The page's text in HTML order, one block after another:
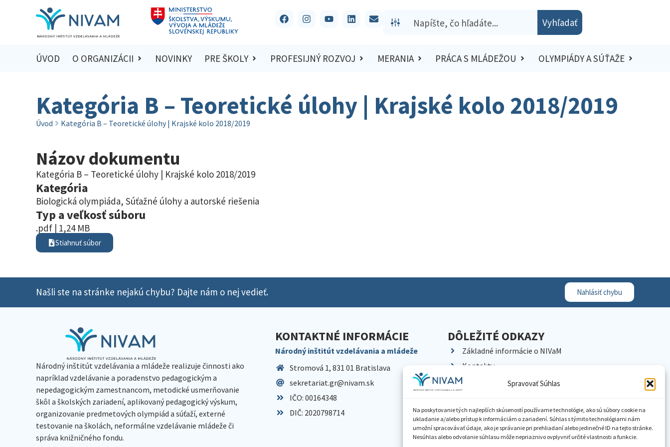
Spravovať Súhlas
Na poskytovanie tých najlepších skúseností používame technológie, ako sú súbory cookie na
ukladanie a/alebo prístup k informáciám o zariadení. Súhlas s týmito technológiami nám
umožní spracovávať údaje, ako je správanie pri prehliadaní alebo jedinečné ID na tejto stránke.
Nesúhlas alebo odvolanie súhlasu môže nepriaznivo ovplyvniť určité vlastnosti a funkcie.
Vyhľadať
ÚVOD O ORGANIZÁCII NOVINKY PRE ŠKOLY PROFESIJNÝ ROZVOJ MERANIA PRÁCA S MLÁDEŽOU OLYMPIÁDY A SÚŤAŽE
Kategória B – Teoretické úlohy | Krajské kolo 2018/2019
Úvod Kategória B – Teoretické úlohy | Krajské kolo 2018/2019
Názov dokumentu
Kategória B – Teoretické úlohy | Krajské kolo 2018/2019
Kategória
Biologická olympiáda, Súťažné úlohy a autorské riešenia
Typ a veľkosť súboru
.pdf | 1,24 MB
Stiahnuť súbor
Našli ste na stránke nejakú chybu? Dajte nám o nej vedieť. Nahlásiť chybu
Národný inštitút vzdelávania a mládeže realizuje činnosti ako
napríklad vzdelávanie a poradenstvo pedagogickým a
nepedagogickým zamestnancom, metodické usmerňovanie
škôl a školských zariadení, aplikovaný pedagogický výskum,
organizovanie predmetových olympiád a súťaží, externé
testovanie na školách, neformálne vzdelávanie mládeže či
správa knižničného fondu.
KONTAKTNÉ INFORMÁCIE
Národný inštitút vzdelávania a mládeže
Stromová 1, 831 01 Bratislava
sekretariat.gr@nivam.sk
IČO: 00164348
DIČ: 2020798714
DÔLEŽITÉ ODKAZY
Základné informácie o NIVaM
Kontakty
Kariéra
Pracoviská NIVaM
Dokumenty inštitúcie
Knižnica